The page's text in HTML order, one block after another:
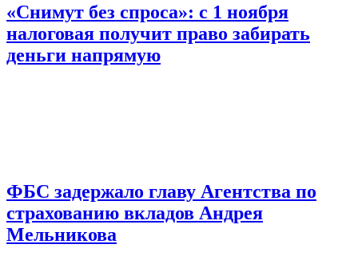
«Снимут без спроса»: с 1 ноября
налоговая получит право забирать
деньги напрямую
ФБС задержало главу Агентства по
страхованию вкладов Андрея
Мельникова